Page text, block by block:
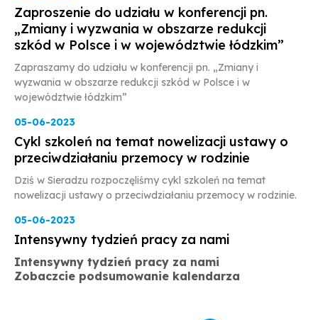
Zaproszenie do udziału w konferencji pn.
„Zmiany i wyzwania w obszarze redukcji
szkód w Polsce i w województwie łódzkim”
Zapraszamy do udziału w konferencji pn. „Zmiany i
wyzwania w obszarze redukcji szkód w Polsce i w
województwie łódzkim”
05-06-2023
Cykl szkoleń na temat nowelizacji ustawy o
przeciwdziałaniu przemocy w rodzinie
Dziś w Sieradzu rozpoczęliśmy cykl szkoleń na temat
nowelizacji ustawy o przeciwdziałaniu przemocy w rodzinie.
05-06-2023
Intensywny tydzień pracy za nami
Intensywny tydzień pracy za nami
Zobaczcie podsumowanie kalendarza